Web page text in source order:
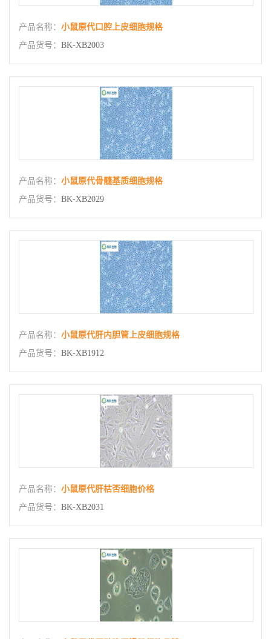
产品名称： 小鼠原代口腔上皮细胞规格
产品货号： BK-XB2003
产品名称： 小鼠原代骨髓基质细胞规格
产品货号： BK-XB2029
产品名称： 小鼠原代肝内胆管上皮细胞规格
产品货号： BK-XB1912
产品名称： 小鼠原代肝枯否细胞价格
产品货号： BK-XB2031